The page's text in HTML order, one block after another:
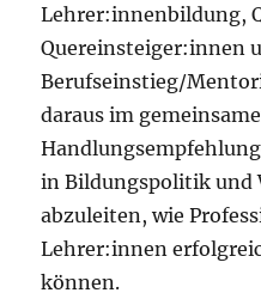
Lehrer:innenbildung,
Quereinsteiger:innen
Berufseinstieg/
daraus im
in Bildungspolitik und
abzuleiten, wie
Lehrer:innen
können.